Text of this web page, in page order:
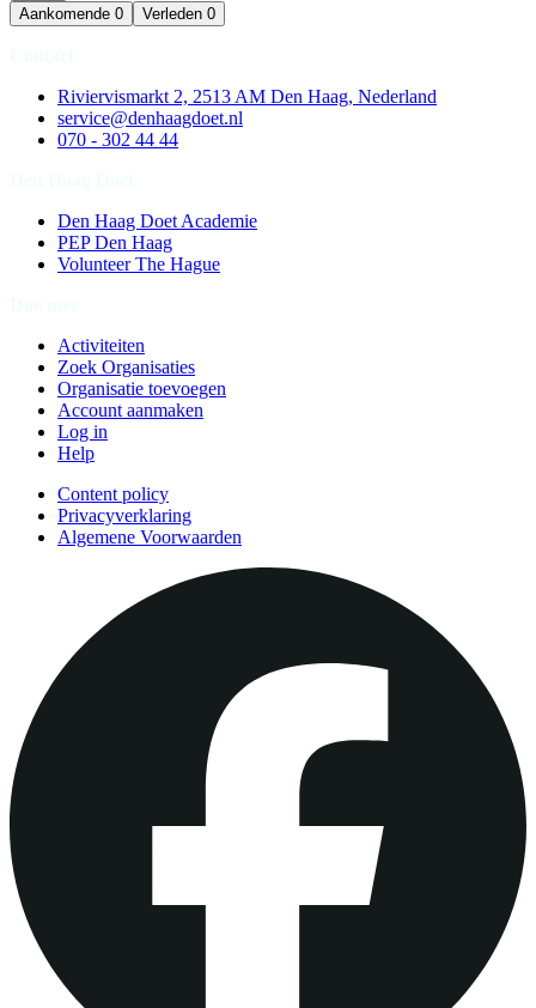
Aankomende 0 Verleden 0
Riviervismarkt 2, 2513 AM Den Haag, Nederland
service@denhaagdoet.nl
070 - 302 44 44
Den Haag Doet Academie
PEP Den Haag
Volunteer The Hague
Activiteiten
Zoek Organisaties
Organisatie toevoegen
Account aanmaken
Log in
Help
Content policy
Privacyverklaring
Algemene Voorwaarden